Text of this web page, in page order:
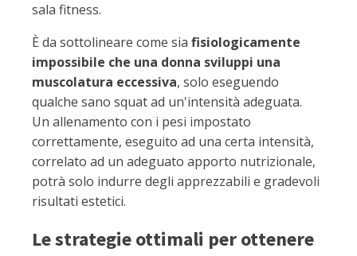
sala fitness.
È da sottolineare come sia fisiologicamente
impossibile che una donna sviluppi una
muscolatura eccessiva, solo eseguendo
qualche sano squat ad un'intensità adeguata.
Un allenamento con i pesi impostato
correttamente, eseguito ad una certa intensità,
correlato ad un adeguato apporto nutrizionale,
potrà solo indurre degli apprezzabili e gradevoli
risultati estetici.
Le strategie ottimali per ottenere